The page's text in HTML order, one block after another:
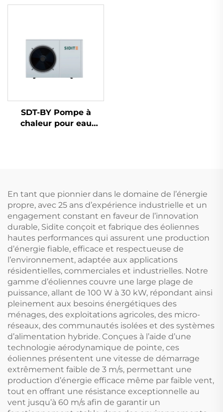
1,5KW/2KW/3KW
chauffe-eau solaire
pièces de chauffe-eau
pièces
SDT-BY Pompe à
chaleur pour eau
chauffage à
compresseur à vis.
En tant que pionnier dans le domaine de l’énergie
propre, avec 25 ans d’expérience industrielle et un
engagement constant en faveur de l’innovation
durable, Sidite conçoit et fabrique des éoliennes
hautes performances qui assurent une production
d’énergie fiable, efficace et respectueuse de
l’environnement, adaptée aux applications
résidentielles, commerciales et industrielles. Notre
gamme d’éoliennes couvre une large plage de
puissance, allant de 100 W à 30 kW, répondant ainsi
pleinement aux besoins énergétiques des
ménages, des exploitations agricoles, des micro-
réseaux, des communautés isolées et des systèmes
d’alimentation hybride. Conçues à l’aide d’une
technologie aérodynamique de pointe, ces
éoliennes présentent une vitesse de démarrage
extrêmement faible de 3 m/s, permettant une
production d’énergie efficace même par faible vent,
tout en offrant une résistance exceptionnelle au
vent jusqu’à 60 m/s afin de garantir un